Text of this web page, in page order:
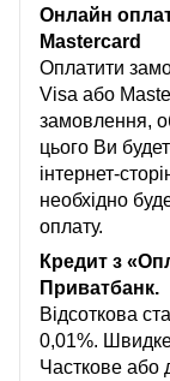
Онлайн
Mastercard
Оплатити
Visa або
замовлення,
цього Ви
інтернет-
необхідно
оплату.
Кредит з
Приватбанк.
Відсоткова
0,01%. Швидке
Часткове або